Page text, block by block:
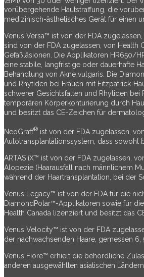
vorübergehende Hautstraffung, die
medizinisch-ästhetisches Gerät für einen
Venus Versa™ ist von der FDA
sind von der FDA zugelassen, von Health
Gefäßläsionen. Die Applikatoren HR650/
eine stabile, langfristige oder dauerhafte
Behandlung von Akne vulgaris. Die
und Rhytiden bei Frauen mit Fitzpatrick-
schwerer Gesichtsfalten und Rhytiden bei
temporären Körperkonturierung durch
und besitzt das CE-Zeichen für
NeoGraft® ist von der FDA zugelassen,
Autotransplantationssystem, dass sowohl
ARTAS iX™ ist von der FDA zugelassen,
Alopezie (Haarausfall nach männlichem
während der Haartransplantation, bei der
Venus Legacy™ ist von der FDA für die
DiamondPolar™-Applikatoren sowie für
Health Canada lizenziert und besitzt das
Venus Velocity™ ist von der FDA
der nachwachsenden Haare, gemessen
Venus Fiore™ erhielt die behördliche
anderen ausgewählten asiatischen